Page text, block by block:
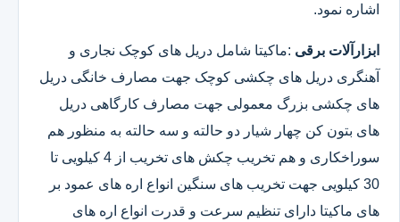
اشاره نمود.
ابزارآلات برقی :ماکیتا شامل دریل های کوچک نجاری و
آهنگری دریل های چکشی کوچک جهت مصارف خانگی دریل
های چکشی بزرگ معمولی جهت مصارف کارگاهی دریل
های بتون کن چهار شیار دو حالته و سه حالته به منظور هم
سوراخکاری و هم تخریب چکش های تخریب از 4 کیلویی تا
30 کیلویی جهت تخریب های سنگین انواع اره های عمود بر
های ماکیتا دارای تنظیم سرعت و قدرت انواع اره های